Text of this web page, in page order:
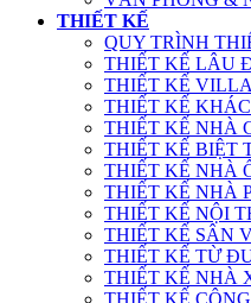
THIẾT KẾ
QUY TRÌNH
THIẾT KẾ LÂU
THIẾT KẾ VILLA
THIẾT KẾ
THIẾT KẾ NHÀ
THIẾT KẾ BIỆT
THIẾT KẾ NHÀ
THIẾT KẾ NHÀ
THIẾT KẾ NỘI
THIẾT KẾ SÂN
THIẾT KẾ TỪ
THIẾT KẾ NHÀ
THIẾT KẾ